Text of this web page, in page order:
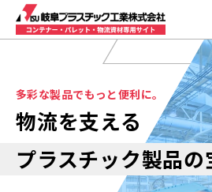
多彩な製品でもっと便利に。
物流を支える
プラスチック製品の